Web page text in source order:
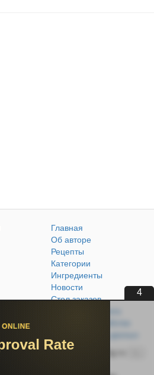
3
Главная
Об авторе
Рецепты
Категории
Ингредиенты
Новости
Стол заказов
Кулинарная книга
Политика обработки
персональных данных
© 2014-2026 FineCooking.ru
на сайте